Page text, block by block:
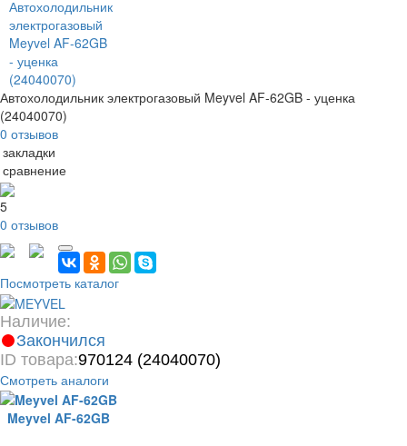
Автохолодильник электрогазовый Meyvel AF-62GB - уценка
(24040070)
0 отзывов
5
0 отзывов
Посмотреть каталог
Наличие:
Закончился
ID товара:970124 (24040070)
Смотреть аналоги
Meyvel AF-62GB